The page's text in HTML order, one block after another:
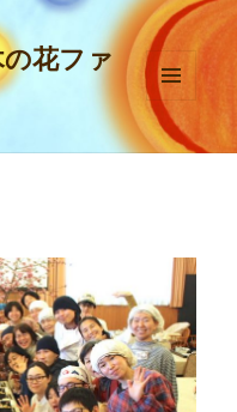
の花ファ
メニュ
ーとウ
ィジェ